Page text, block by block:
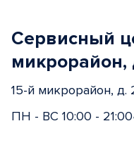
Сервисный
микрорайон,
15-й микрорайон, д.
ПН - ВС 10:00 - 21:00